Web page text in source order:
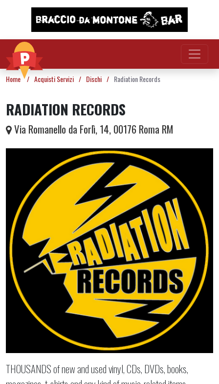
Vai al contenuto
Home / Acquisti Servizi / Dischi / Radiation Records
RADIATION RECORDS
Via Romanello da Forlì, 14, 00176 Roma RM
THOUSANDS of new and used vinyl, CDs, DVDs, books,